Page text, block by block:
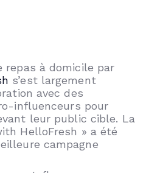
repas à domicile par
s’est largement
avec des
influenceurs pour
leur public cible. La
HelloFresh » a été
campagne